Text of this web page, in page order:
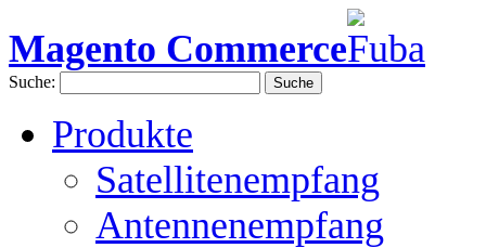
Magento Commerce
Suche: Suche
Produkte
Satellitenempfang
Antennenempfang